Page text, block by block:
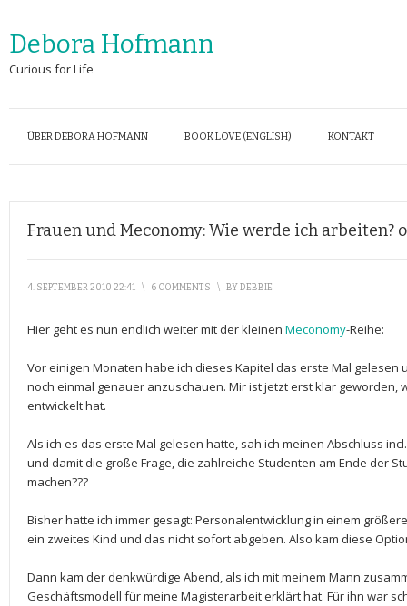
Debora Hofmann
Curious for Life
ÜBER DEBORA HOFMANN BOOK LOVE (ENGLISH) KONTAKT
Frauen und Meconomy: Wie werde ich arbeiten?
4. SEPTEMBER 2010 22:41 \ 6 COMMENTS \ BYDEBBIE
Hier geht es nun endlich weiter mit der kleinen Meconomy-Reihe:
Vor einigen Monaten habe ich dieses Kapitel das erste Mal gelesen
noch einmal genauer anzuschauen. Mir ist jetzt erst klar geworden,
entwickelt hat.
Als ich es das erste Mal gelesen hatte, sah ich meinen Abschluss
und damit die große Frage, die zahlreiche Studenten am Ende der
machen???
Bisher hatte ich immer gesagt: Personalentwicklung in einem
ein zweites Kind und das nicht sofort abgeben. Also kam diese
Dann kam der denkwürdige Abend, als ich mit meinem Mann
Geschäftsmodell für meine Magisterarbeit erklärt hat. Für ihn war